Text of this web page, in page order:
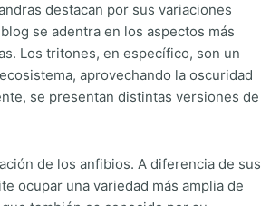
destacan por sus variaciones
se adentra en los aspectos más
Los tritones, en específico, son un
aprovechando la oscuridad
se presentan distintas versiones de
de los anfibios. A diferencia de sus
ocupar una variedad más amplia de